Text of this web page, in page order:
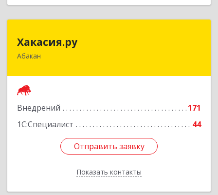
Хакасия.ру
Абакан
Внедрений
171
1С:Специалист
44
Отправить заявку
Показать контакты
655017, Хакасия Респ, Абакан г, Вяткина ул, дом
Отправить заявку
Назад